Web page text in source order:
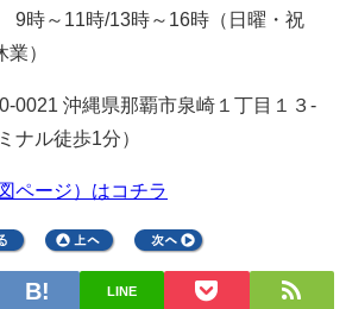
時～11時/13時～16時（日曜・祝
）
0021 沖縄県那覇市泉崎１丁目１３-
ナル徒歩1分）
ページ）はコチラ
LINE